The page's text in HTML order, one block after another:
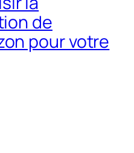
de
pour votre